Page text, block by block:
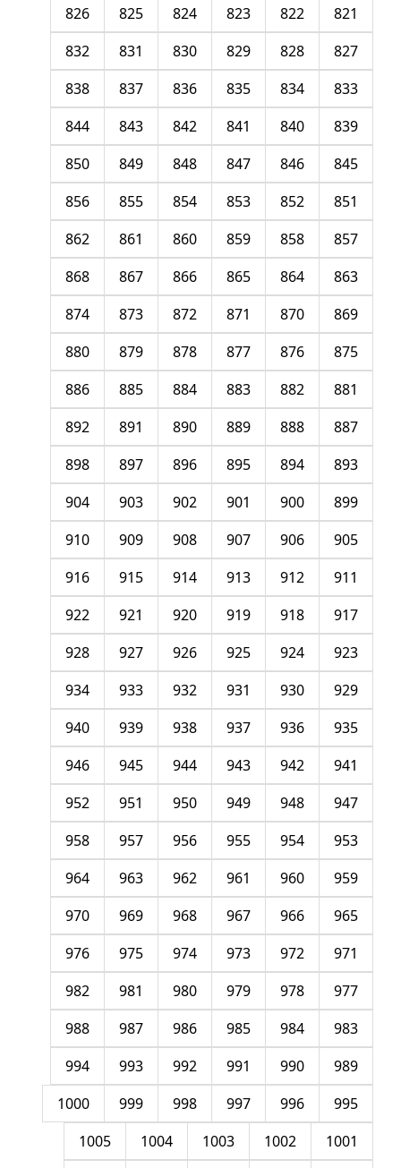
821
822
823
824
825
826
827
828
829
830
831
832
833
834
835
836
837
838
839
840
841
842
843
844
845
846
847
848
849
850
851
852
853
854
855
856
857
858
859
860
861
862
863
864
865
866
867
868
869
870
871
872
873
874
875
876
877
878
879
880
881
882
883
884
885
886
887
888
889
890
891
892
893
894
895
896
897
898
899
900
901
902
903
904
905
906
907
908
909
910
911
912
913
914
915
916
917
918
919
920
921
922
923
924
925
926
927
928
929
930
931
932
933
934
935
936
937
938
939
940
941
942
943
944
945
946
947
948
949
950
951
952
953
954
955
956
957
958
959
960
961
962
963
964
965
966
967
968
969
970
971
972
973
974
975
976
977
978
979
980
981
982
983
984
985
986
987
988
989
990
991
992
993
994
995
996
997
998
999
1000
1001
1002
1003
1004
1005